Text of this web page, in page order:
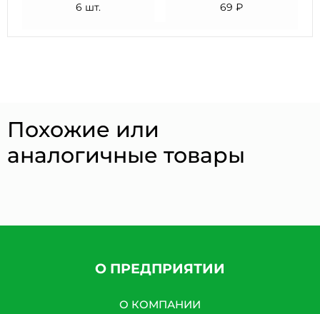
6 шт.
69 ₽
Похожие или
аналогичные товары
О ПРЕДПРИЯТИИ
О КОМПАНИИ